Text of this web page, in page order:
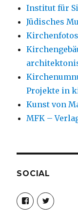
Institut für
Jüdisches
Projekte in
Kunst von
MFK –
SOCIAL
Profil
von
Profil
von